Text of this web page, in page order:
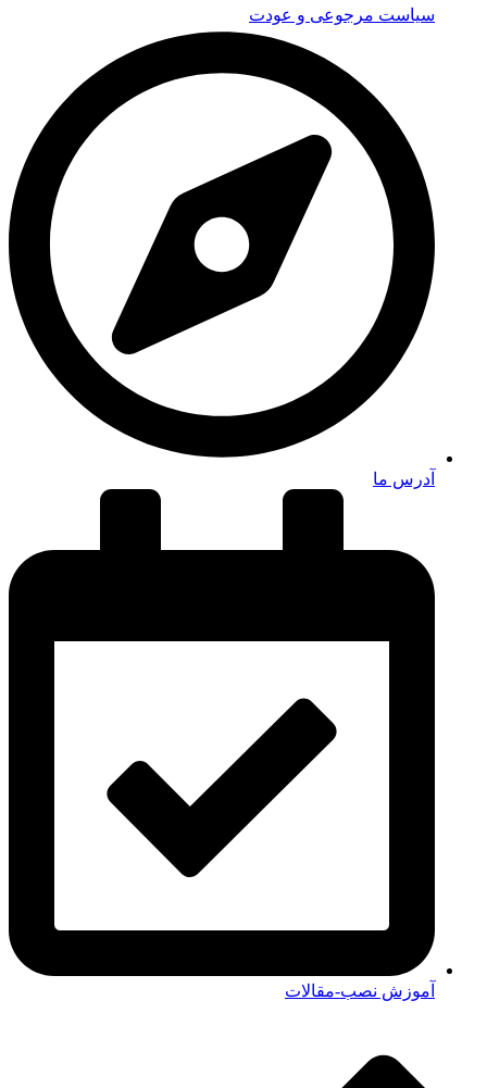
سیاست مرجوعی و عودت
آدرس ما
آموزش نصب-مقالات